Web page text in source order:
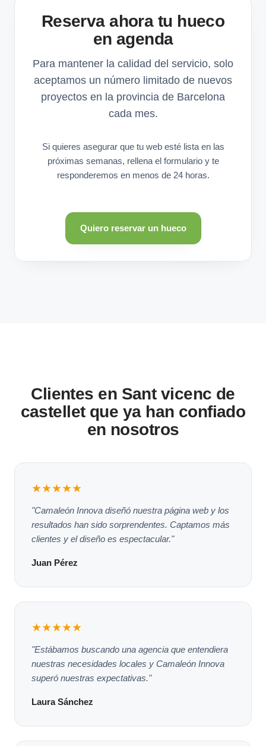
Reserva ahora tu hueco
en agenda
Para mantener la calidad del servicio, solo
aceptamos un número limitado de nuevos
proyectos en la provincia de Barcelona
cada mes.
Si quieres asegurar que tu web esté lista en las
próximas semanas, rellena el formulario y te
responderemos en menos de 24 horas.
Quiero reservar un hueco
Clientes en Sant vicenc de
castellet que ya han confiado
en nosotros
★★★★★
"Camaleón Innova diseñó nuestra página web y los
resultados han sido sorprendentes. Captamos más
clientes y el diseño es espectacular."
Juan Pérez
★★★★★
"Estábamos buscando una agencia que entendiera
nuestras necesidades locales y Camaleón Innova
superó nuestras expectativas."
Laura Sánchez